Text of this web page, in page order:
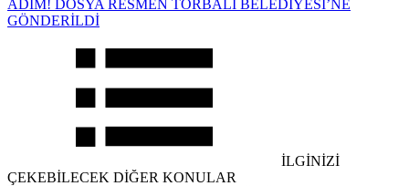
ADIM! DOSYA RESMEN TORBALI BELEDİYESİ’NE
GÖNDERİLDİ
İLGİNİZİ
ÇEKEBİLECEK DİĞER KONULAR